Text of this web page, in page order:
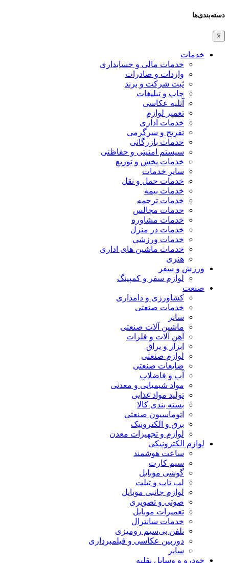
دسته‌بندی‌ها
×
خدمات
خدمات مالی و حسابداری
واردات و صادرات
ثبت شرکت و برند
چاپ و تبلیغات
آتلیه عکاسی
تعمیر لوازم
خدمات اداری
تفریح و سرگرمی
خدمات بازرگانی
سیستم امنیتی و حفاظتی
خدمات پخش و توزیع
سایر خدمات
خدمات حمل و نقل
خدمات بیمه
خدمات ترجمه
خدمات مجالس
خدمات مشاوره
خدمات در منزل
خدمات ورزشی
خدمات ماشین های اداری
هنری
ورزش و سفر
لوازم سفر و کمپینگ
صنعت
کشاورزی و دامداری
خدمات صنعتی
سایر
ماشین آلات صنعتی
آهن آلات و فلزات
ابزار و یراق
لوازم صنعتی
ضایعات صنعتی
آب و فاضلاب
مواد شیمیایی و معدنی
تولید مواد غذایی
بسته بندی کالا
اتوماسیون صنعتی
برق و الکترونیک
لوازم و تجهیزات معدن
لوازم الکترونیکی
ساعت هوشمند
سیم کارت
گوشی موبایل
لپ تاپ و تبلت
لوازم جانبی موبایل
صوتی و تصویری
تعمیرات موبایل
خدمات سانترال
تلفن بی‌سیم رومیزی
دوربین عکاسی و فیلمبرداری
سایر
خودرو و وسایل نقلیه